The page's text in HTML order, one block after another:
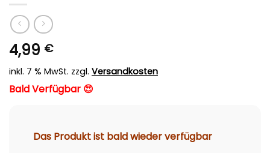
4,99 €
inkl. 7 % MwSt. zzgl. Versandkosten
Bald Verfügbar 😍
Das Produkt ist bald wieder verfügbar